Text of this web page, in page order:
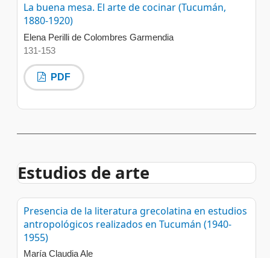
La buena mesa. El arte de cocinar (Tucumán,
1880-1920)
Elena Perilli de Colombres Garmendia
131-153
PDF
Estudios de arte
Presencia de la literatura grecolatina en estudios
antropológicos realizados en Tucumán (1940-
1955)
María Claudia Ale